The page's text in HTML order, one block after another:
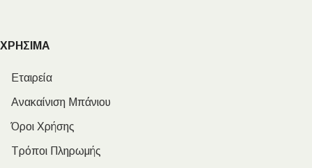
ΧΡΗΣΙΜΑ
Εταιρεία
Ανακαίνιση Μπάνιου
Όροι Χρήσης
Τρόποι Πληρωμής